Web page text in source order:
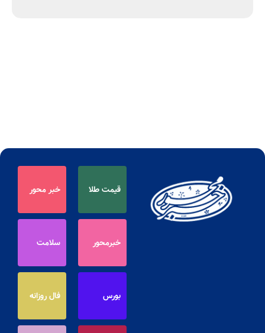
قیمت طلا خبر محور
خبرمحور سلامت
بورس فال روزانه